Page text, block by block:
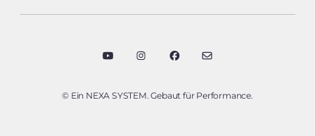
© Ein NEXA SYSTEM. Gebaut für Performance.